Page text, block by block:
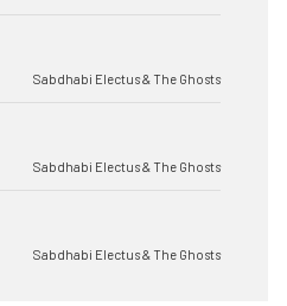
Sabdhabi Electus & The Ghosts
Sabdhabi Electus & The Ghosts
Sabdhabi Electus & The Ghosts